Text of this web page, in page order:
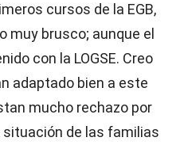
cursos de la EGB,
muy brusco; aunque el
con la LOGSE. Creo
adaptado bien a este
mucho rechazo por
situación de las familias